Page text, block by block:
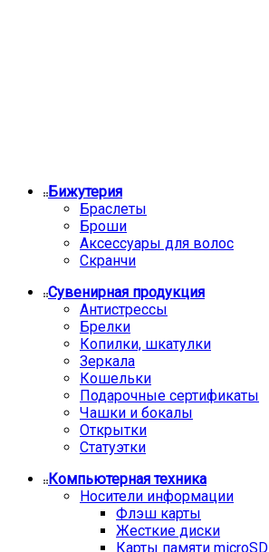
Бижутерия
Браслеты
Броши
Аксессуары для волос
Скранчи
Сувенирная продукция
Антистрессы
Брелки
Копилки, шкатулки
Зеркала
Кошельки
Подарочные сертификаты
Чашки и бокалы
Открытки
Статуэтки
Компьютерная техника
Носители информации
Флэш карты
Жесткие диски
Карты памяти microSD